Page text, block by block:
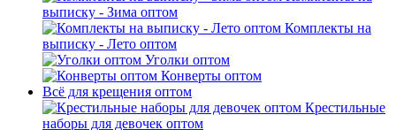
выписку - Зима оптом
Комплекты на
выписку - Лето оптом
Уголки оптом
Конверты оптом
Всё для крещения оптом
Крестильные
наборы для девочек оптом